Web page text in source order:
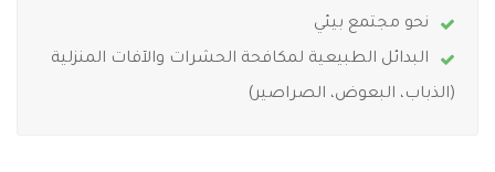
نحو مجتمع بيئي
البدائل الطبيعية لمكافحة الحشرات والآفات المنزلية
(الذباب، البعوض، الصراصير)